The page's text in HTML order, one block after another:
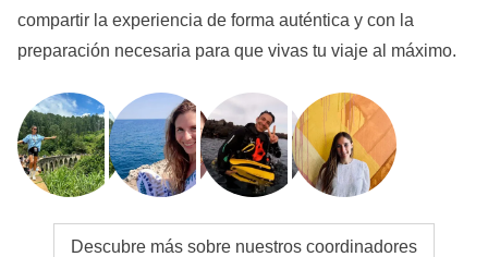
compartir la experiencia de forma auténtica y con la
preparación necesaria para que vivas tu viaje al máximo.
Descubre más sobre nuestros coordinadores